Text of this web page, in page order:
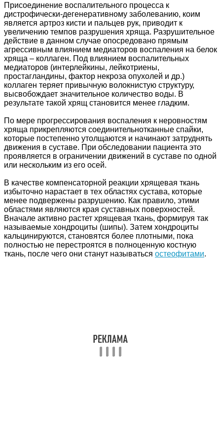
Присоединение воспалительного процесса к
дистрофически-дегенеративному заболеванию, коим
является артроз кисти и пальцев рук, приводит к
увеличению темпов разрушения хряща. Разрушительное
действие в данном случае опосредовано прямым
агрессивным влиянием медиаторов воспаления на белок
хряща – коллаген. Под влиянием воспалительных
медиаторов (интерлейкины, лейкотриены,
простагландины, фактор некроза опухолей и др.)
коллаген теряет привычную волокнистую структуру,
высвобождает значительное количество воды. В
результате такой хрящ становится менее гладким.
По мере прогрессирования воспаления к неровностям
хряща прикрепляются соединительнотканные спайки,
которые постепенно утолщаются и начинают затруднять
движения в суставе. При обследовании пациента это
проявляется в ограничении движений в суставе по одной
или нескольким из его осей.
В качестве компенсаторной реакции хрящевая ткань
избыточно нарастает в тех областях сустава, которые
менее подвержены разрушению. Как правило, этими
областями являются края суставных поверхностей.
Вначале активно растет хрящевая ткань, формируя так
называемые хондроциты (шипы). Затем хондроциты
кальцинируются, становятся более плотными, пока
полностью не перестроятся в полноценную костную
ткань, после чего они станут называться остеофитами.